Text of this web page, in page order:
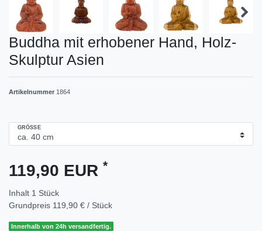
Buddha mit erhobener Hand, Holz-
Skulptur Asien
Artikelnummer 1864
GRÖSSE
119,90 EUR *
Inhalt 1 Stück
Grundpreis 119,90 € / Stück
Innerhalb von 24h versandfertig.